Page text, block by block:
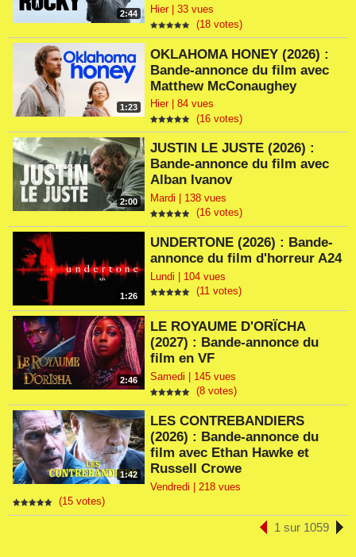
2:44
Hier | 33 vues
(18 votes)
1:23
OKLAHOMA HONEY (2026) :
Bande-annonce du film avec
Matthew McConaughey
Hier | 84 vues
(16 votes)
2:00
JUSTIN LE JUSTE (2026) :
Bande-annonce du film avec
Alban Ivanov
Mardi | 138 vues
(16 votes)
1:26
UNDERTONE (2026) : Bande-
annonce du film d'horreur A24
Lundi | 104 vues
(11 votes)
2:46
LE ROYAUME D'ORÏCHA
(2027) : Bande-annonce du
film en VF
Samedi | 145 vues
(8 votes)
1:42
LES CONTREBANDIERS
(2026) : Bande-annonce du
film avec Ethan Hawke et
Russell Crowe
Vendredi | 218 vues
(15 votes)
1 sur 1059